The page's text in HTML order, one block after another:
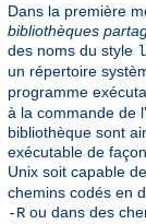
Dans la première
bibliothèques
des noms du style
un répertoire
programme
à la commande de
bibliothèque sont
exécutable de
Unix soit capable
chemins codés en
-R ou dans des